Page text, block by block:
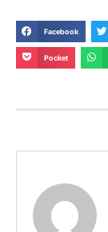
Facebook
Pocket